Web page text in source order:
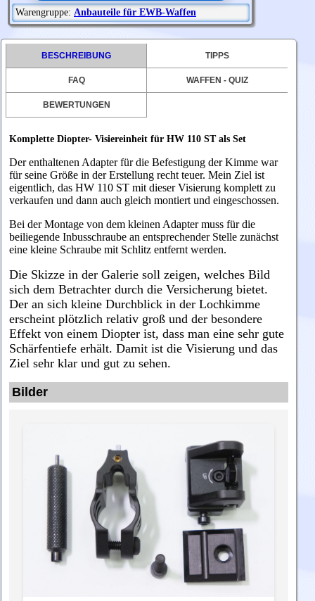
Warengruppe: Anbauteile für EWB-Waffen
BESCHREIBUNG TIPPS
FAQ WAFFEN - QUIZ
BEWERTUNGEN
Komplette Diopter- Visiereinheit für HW 110 ST als Set
Der enthaltenen Adapter für die Befestigung der Kimme war
für seine Größe in der Erstellung recht teuer. Mein Ziel ist
eigentlich, das HW 110 ST mit dieser Visierung komplett zu
verkaufen und dann auch gleich montiert und eingeschossen.
Bei der Montage von dem kleinen Adapter muss für die
beiliegende Inbusschraube an entsprechender Stelle zunächst
eine kleine Schraube mit Schlitz entfernt werden.
Die Skizze in der Galerie soll zeigen, welches Bild
sich dem Betrachter durch die Versicherung bietet.
Der an sich kleine Durchblick in der Lochkimme
erscheint plötzlich relativ groß und der besondere
Effekt von einem Diopter ist, dass man eine sehr gute
Schärfentiefe erhält. Damit ist die Visierung und das
Ziel sehr klar und gut zu sehen.
Bilder